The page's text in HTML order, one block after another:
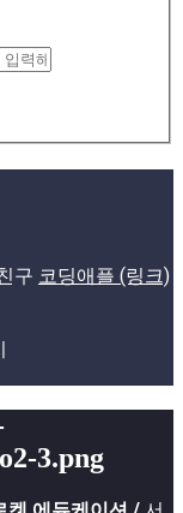
구 코딩애플 (링크)
3.png